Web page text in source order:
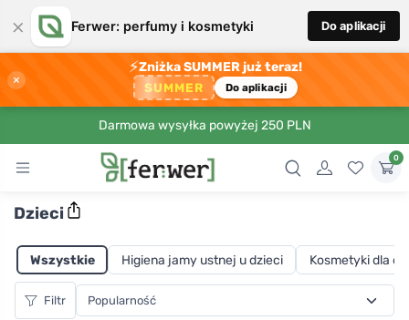
× Ferwer: perfumy i kosmetyki Do aplikacji
×
⚡Zniżka SUMMER już teraz!
SUMMER Do aplikacji
Darmowa wysyłka powyżej 250 PLN
0
Dzieci
Wszystkie Higiena jamy ustnej u dzieci Kosmetyki dla
Filtr